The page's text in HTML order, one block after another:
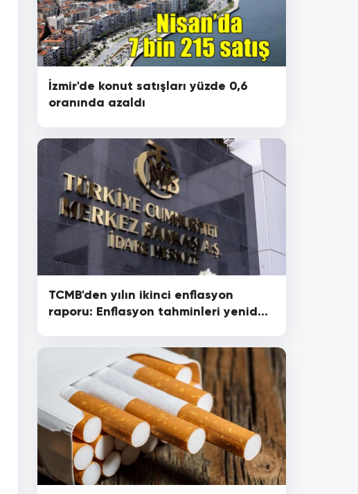
İzmir'de konut satışları yüzde 0,6
oranında azaldı
TCMB'den yılın ikinci enflasyon
raporu: Enflasyon tahminleri yeniden